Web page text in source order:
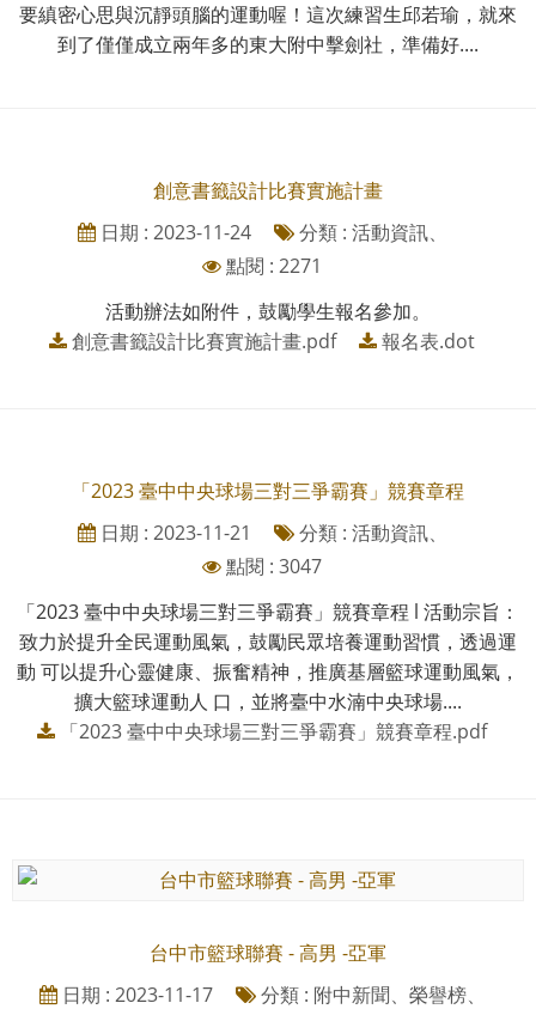
要縝密心思與沉靜頭腦的運動喔！這次練習生邱若瑜，就來
到了僅僅成立兩年多的東大附中擊劍社，準備好....
創意書籤設計比賽實施計畫
日期 : 2023-11-24
分類 : 活動資訊、
點閱 : 2271
活動辦法如附件，鼓勵學生報名參加。
創意書籤設計比賽實施計畫.pdf
報名表.dot
「2023 臺中中央球場三對三爭霸賽」競賽章程
日期 : 2023-11-21
分類 : 活動資訊、
點閱 : 3047
「2023 臺中中央球場三對三爭霸賽」競賽章程 l 活動宗旨：
致⼒於提升全⺠運動風氣，⿎勵⺠眾培養運動習慣，透過運
動 可以提升⼼靈健康、振奮精神，推廣基層籃球運動風氣，
擴⼤籃球運動⼈ ⼝，並將臺中⽔湳中央球場....
「2023 臺中中央球場三對三爭霸賽」競賽章程.pdf
台中市籃球聯賽 - 高男 -亞軍
日期 : 2023-11-17
分類 : 附中新聞、榮譽榜、